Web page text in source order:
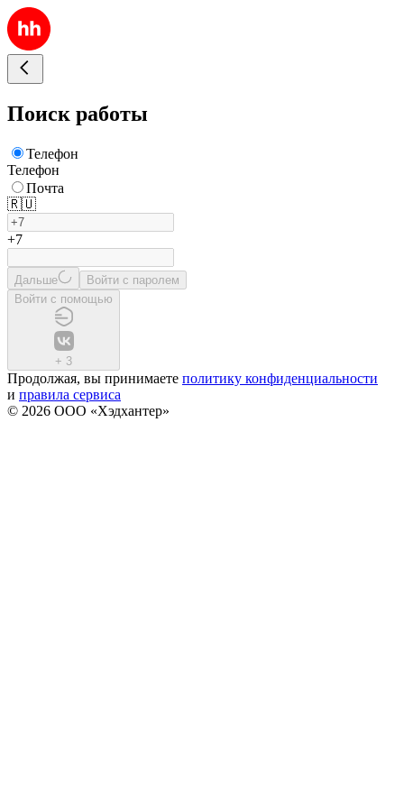
Поиск работы
Телефон
Телефон
Почта
🇷🇺
+7
Дальше
Войти с паролем
Войти с помощью
+ 3
Продолжая, вы принимаете политику конфиденциальности
и правила сервиса
© 2026 ООО «Хэдхантер»